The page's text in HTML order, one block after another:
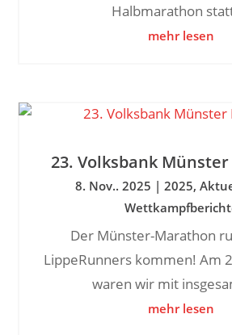
Halbmarathon
mehr lesen
23. Volksbank
8. Nov.. 2025 | 2025,
Der Münster-Marathon
LippeRunners kommen! Am
waren wir mit
mehr lesen